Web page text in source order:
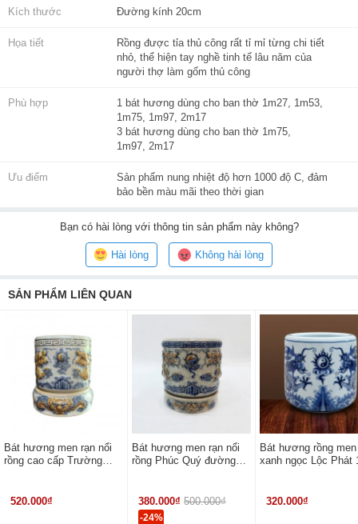
Kích thước Đường kính 20cm
Họa tiết
Rồng được tỉa thủ công rất tỉ mỉ từng chi tiết
nhỏ, thể hiện tay nghề tinh tế lâu năm của
người thợ làm gốm thủ công
Phù hợp
1 bát hương dùng cho ban thờ 1m27, 1m53,
1m75, 1m97, 2m17
3 bát hương dùng cho ban thờ 1m75,
1m97, 2m17
Ưu điểm
Sản phẩm nung nhiệt độ hơn 1000 độ C, đảm
bảo bền màu mãi theo thời gian
Bạncó hài lòng với thông tin sản phẩm này không?
Hài lòng Không hài lòng
SẢN PHẨM LIÊN QUAN
Bát hương men rạn nổi
rồng cao cấp Trường
520.000₫
Bát hương men rạn nổi
rồng Phúc Quý đường
380.000₫ 500.000₫
-24%
Bát hương rồng men
xanh ngọc Lộc Phát
320.000₫